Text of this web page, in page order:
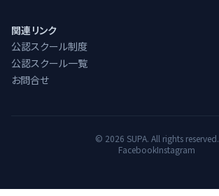
講習会開催申請
認定講習会の開催を申請する
インストラクター一覧
各ブロックの担当資格認定委員たち
関連リンク
公認スクール制度
公認スクール一覧
お問合せ
© 2026 SUPA. All rights reserved.
FacebookInstagram